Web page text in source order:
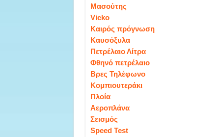
Μασούτης
Vicko
Καιρός πρόγνωση
Καυσόξυλα
Πετρέλαιο Λίτρα
Φθηνό πετρέλαιο
Βρες Τηλέφωνο
Κομπιουτεράκι
Πλοία
Αεροπλάνα
Σεισμός
Speed Test